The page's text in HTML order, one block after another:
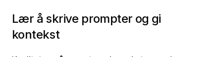
Lær å skrive prompter og gi
kontekst